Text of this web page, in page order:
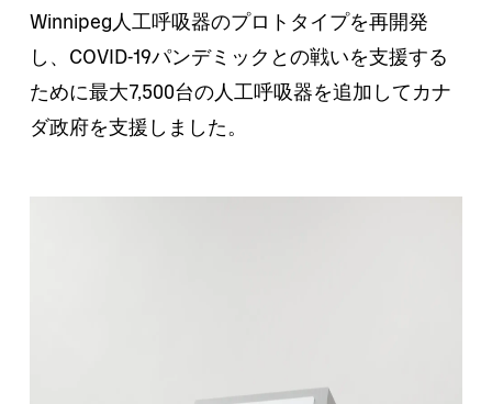
Winnipeg人工呼吸器のプロトタイプを再開発
し、COVID-19パンデミックとの戦いを支援する
ために最大7,500台の人工呼吸器を追加してカナ
ダ政府を支援しました。